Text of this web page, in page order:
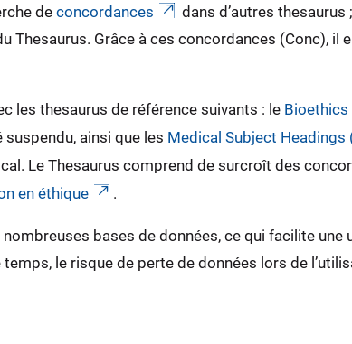
de concordances dans d’autres thesaurus
Grâce à ces concordances (Conc), il
les thesaurus de référence suivants : le Bioethics
ainsi que les Medical Subject Headings
Le Thesaurus comprend de surcroît des
en éthique .
bases de données, ce qui facilite
le risque de perte de données lors de